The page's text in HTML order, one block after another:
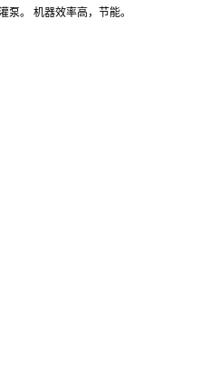
泵。 机器效率高，节能。